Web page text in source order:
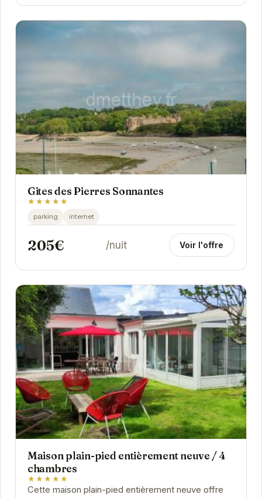
Gites des Pierres Sonnantes
★★★★★
parking internet
205€ /nuit Voir l'offre
Maison plain-pied entièrement neuve / 4
chambres
★★★★★
Cette maison plain-pied entièrement neuve offre